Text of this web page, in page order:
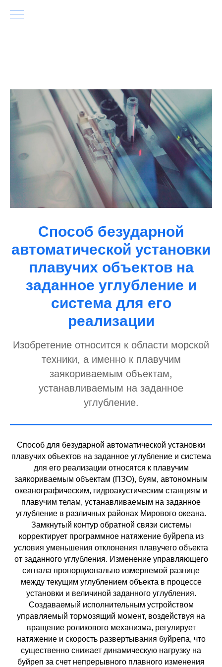
Способ безударной
автоматической установки
плавучих объектов на
заданное углубление и
система для его
реализации
Изобретение относится к области морской
техники, а именно к плавучим
заякориваемым объектам,
устанавливаемым на заданное
углубление.
Способ для безударной автоматической установки
плавучих объектов на заданное углубление и система
для его реализации относятся к плавучим
заякориваемым объектам (ПЗО), буям, автономным
океанографическим, гидроакустическим станциям и
плавучим телам, устанавливаемым на заданное
углубление в различных районах Мирового океана.
Замкнутый контур обратной связи системы
корректирует программное натяжение буйрепа из
условия уменьшения отклонения плавучего объекта
от заданного углубления. Изменение управляющего
сигнала пропорционально измеряемой разнице
между текущим углублением объекта в процессе
установки и величиной заданного углубления.
Создаваемый исполнительным устройством
управляемый тормозящий момент, воздействуя на
вращение роликового механизма, регулирует
натяжение и скорость развертывания буйрепа, что
существенно снижает динамическую нагрузку на
буйреп за счет непрерывного плавного изменения